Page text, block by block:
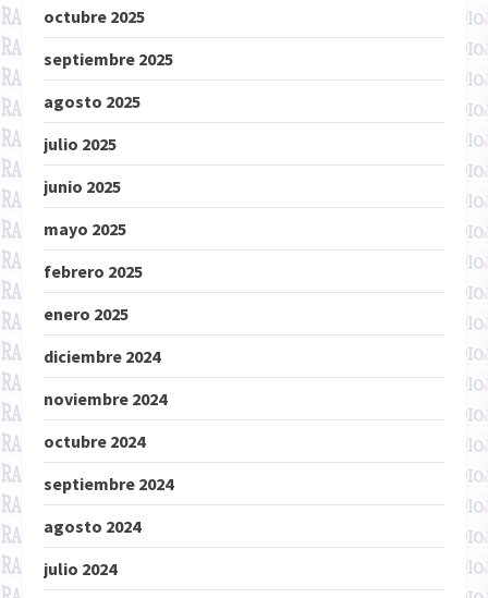
octubre 2025
septiembre 2025
agosto 2025
julio 2025
junio 2025
mayo 2025
febrero 2025
enero 2025
diciembre 2024
noviembre 2024
octubre 2024
septiembre 2024
agosto 2024
julio 2024